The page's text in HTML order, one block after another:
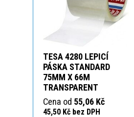
TESA 4280 LEPICÍ
PÁSKA STANDARD
75MM X 66M
TRANSPARENT
Cena od 55,06 Kč
45,50 Kč bez DPH